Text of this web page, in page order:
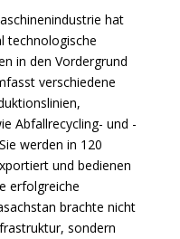
hat
technologische
in den Vordergrund
verschiedene
Abfallrecycling- und -
werden in 120
und bedienen
erfolgreiche
brachte nicht
sondern